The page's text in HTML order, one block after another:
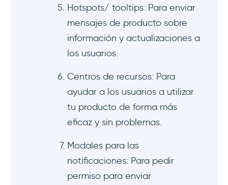
Hotspots/ tooltips: Para enviar
mensajes de producto sobre
información y actualizaciones a
los usuarios.
Centros de recursos: Para
ayudar a los usuarios a utilizar
tu producto de forma más
eficaz y sin problemas.
Modales para las
notificaciones: Para pedir
permiso para enviar